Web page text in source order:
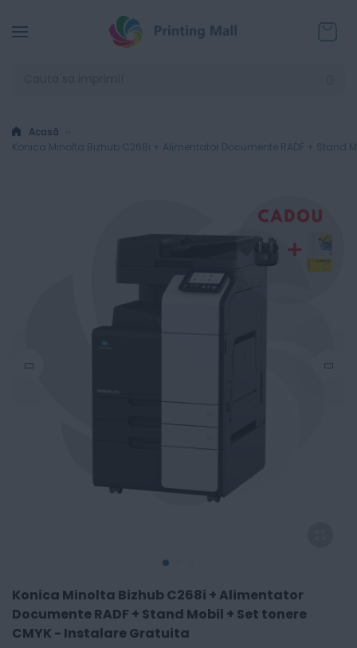
Acasă
Konica Minolta Bizhub C268i + Alimentator Documente RADF + Stand
Konica Minolta Bizhub C268i + Alimentator
Documente RADF + Stand Mobil + Set tonere
CMYK - Instalare Gratuita